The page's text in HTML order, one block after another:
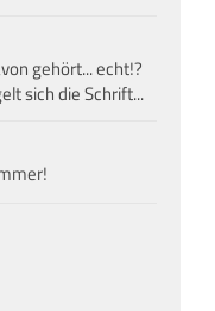
gehört... echt!?
sich die Schrift...